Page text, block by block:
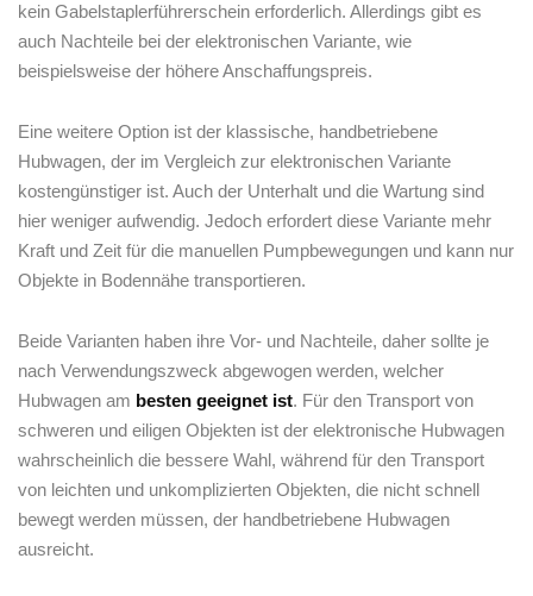
kein Gabelstaplerführerschein erforderlich. Allerdings gibt es
auch Nachteile bei der⁢ elektronischen ⁣Variante, wie
beispielsweise der ‍höhere Anschaffungspreis.
Eine weitere Option ist der klassische, handbetriebene
Hubwagen, der im Vergleich zur elektronischen Variante
kostengünstiger ist. Auch der Unterhalt und die Wartung sind
hier​ weniger​ aufwendig. Jedoch erfordert diese Variante mehr
Kraft und Zeit für die manuellen Pumpbewegungen und kann nur
Objekte in Bodennähe transportieren.
Beide Varianten haben ihre Vor- und Nachteile,⁢ daher sollte je
nach Verwendungszweck abgewogen werden, welcher
Hubwagen am besten geeignet ist. Für den Transport ​von
schweren ​und eiligen Objekten ist der elektronische Hubwagen
wahrscheinlich die bessere Wahl, ⁣während für den Transport
von leichten und unkomplizierten Objekten, die nicht schnell
bewegt werden müssen, der handbetriebene Hubwagen
ausreicht.